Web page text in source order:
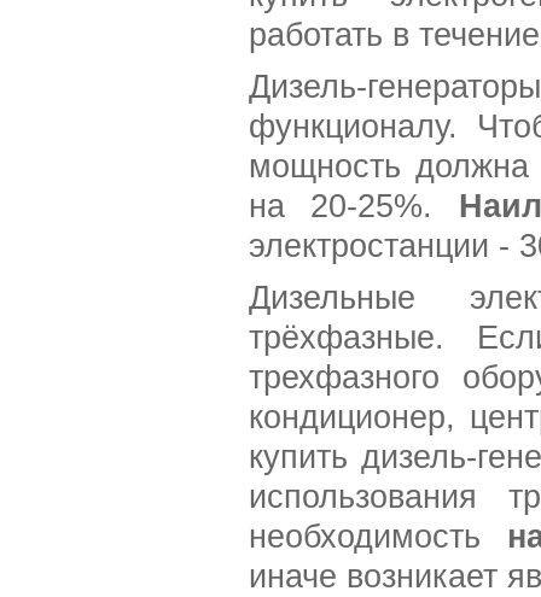
работать в
Дизель-
функционалу.
мощность
на 20-25%.
электростанции -
Дизельные
трёхфазные.
трехфазного
кондиционер,
купить дизель-
использования
необходимость
иначе возникает